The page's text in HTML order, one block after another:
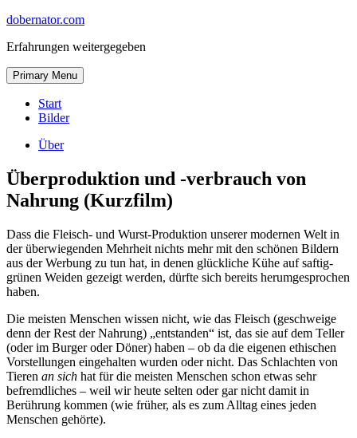
Skip
content
dobernator.com
Erfahrungen weitergegeben
Primary Menu Skip
to
Start
Bilder
Über
Überproduktion und -verbrauch von
Nahrung (Kurzfilm)
Dass die Fleisch- und Wurst-Produktion unserer modernen Welt in
der überwiegenden Mehrheit nichts mehr mit den schönen Bildern
aus der Werbung zu tun hat, in denen glückliche Kühe auf saftig-
grünen Weiden gezeigt werden, dürfte sich bereits herumgesprochen
haben.
Die meisten Menschen wissen nicht, wie das Fleisch (geschweige
denn der Rest der Nahrung) „entstanden“ ist, das sie auf dem Teller
(oder im Burger oder Döner) haben – ob da die eigenen ethischen
Vorstellungen eingehalten wurden oder nicht. Das Schlachten von
Tieren an sich hat für die meisten Menschen schon etwas sehr
befremdliches – weil wir heute selten oder gar nicht damit in
Berührung kommen (wie früher, als es zum Alltag eines jeden
Menschen gehörte).